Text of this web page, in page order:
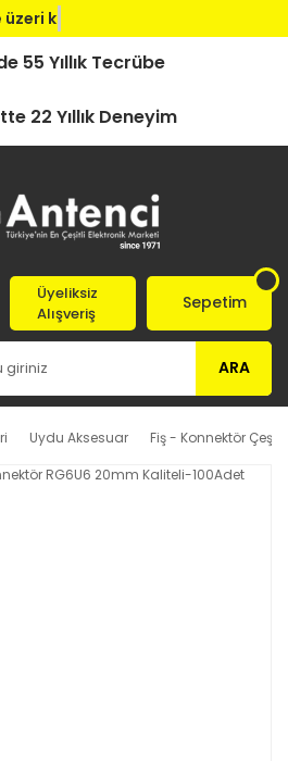
kar
55 Yıllık Tecrübe
22 Yıllık Deneyim
ARA
Üyeliksiz
Alışveriş
Sepetim
Uydu Aksesuar Fiş - Konnektör